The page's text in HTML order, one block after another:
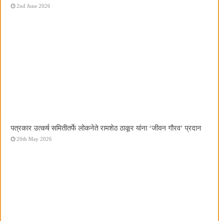
2nd June 2026
पत्रकार उत्कर्ष समितीतर्फे लोकनेते रामशेठ ठाकूर यांना ‌‘जीवन गौरव‌’ प्रदान
20th May 2026